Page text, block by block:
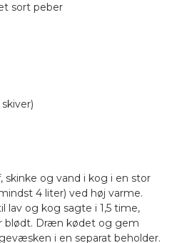
sort peber
skinke og vand i kog i en stor
4 liter) ved høj varme.
lav og kog sagte i 1,5 time,
blødt. Dræn kødet og gem
i en separat beholder.